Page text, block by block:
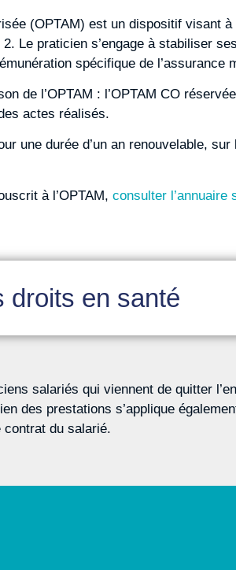
(OPTAM) est un dispositif visant
Le praticien s’engage à stabiliser
spécifique de l’assurance
de l’OPTAM : l’OPTAM CO
actes réalisés.
une durée d’un an renouvelable,
à l’OPTAM, consulter l’annuaire
droits en santé
salariés qui viennent de quitter
des prestations s’applique
du salarié.